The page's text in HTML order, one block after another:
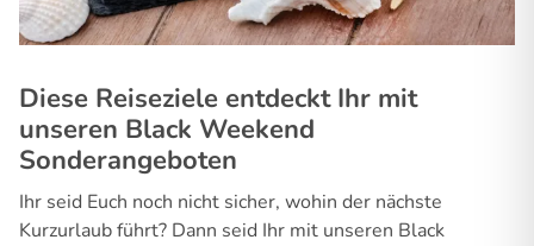
Diese Reiseziele entdeckt Ihr mit
unseren Black Weekend
Sonderangeboten
Ihr seid Euch noch nicht sicher, wohin der nächste
Kurzurlaub führt? Dann seid Ihr mit unseren Black